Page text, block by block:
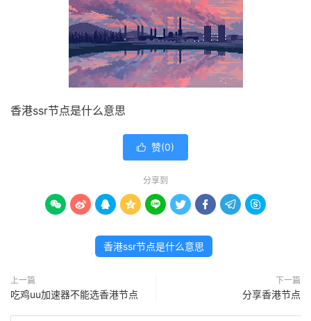
香港ssr节点是什么意思
 赞(0)
分享到
        
香港ssr节点是什么意思
上一篇
吃鸡uu加速器不能选香港节点
下一篇
分享香港节点